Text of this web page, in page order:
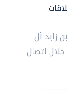
زايد آل
خلال اتصال